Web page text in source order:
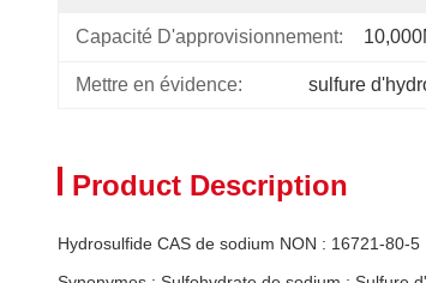
Capacité D'approvisionnement:
Mettre en évidence: sulfure
Product Description
Hydrosulfide CAS de sodium NON : 16721-80-5